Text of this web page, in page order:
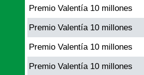
Premio Valentía 10 millones
Premio Valentía 10 millones
Premio Valentía 10 millones
Premio Valentía 10 millones